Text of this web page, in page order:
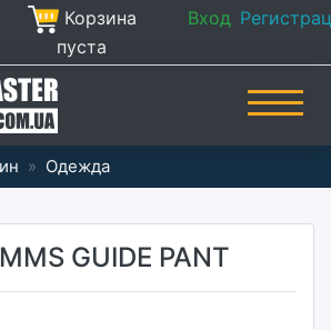
Корзина
пуста
Вход
» Одежда
GUIDE PANT